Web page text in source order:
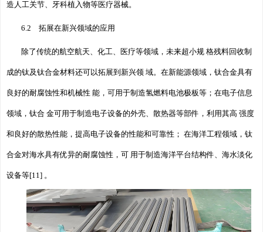
造人工关节、牙科植入物等医疗器械。
6.2 拓展在新兴领域的应用
除了传统的航空航天、化工、医疗等领域，未来超小规 格残料回收制
成的钛及钛合金材料还可以拓展到新兴领 域。在新能源领域，钛合金具有
良好的耐腐蚀性和机械性 能，可用于制造氢燃料电池极板等；在电子信息
领域，钛合 金可用于制造电子设备的外壳、散热器等部件，利用其高 强度
和良好的散热性能，提高电子设备的性能和可靠性； 在海洋工程领域，钛
合金对海水具有优异的耐腐蚀性，可 用于制造海洋平台结构件、海水淡化
设备等[11] 。